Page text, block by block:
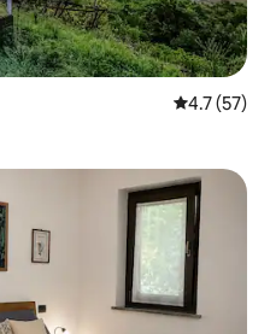
คะแนนเฉลี่ย
4.7 (57)